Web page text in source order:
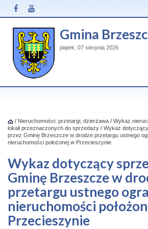
Gmina
piątek, 07 sierpnia 2026
/ Nieruchomości: przetargi, dzierżawa / Wykaz
lokali przeznaczonych do sprzedaży / Wykaz
przez Gminę Brzeszcze w drodze przetargu ustnego
nieruchomości położonej w Przecieszynie
Wykaz dotyczący
Gminę Brzeszcze w
przetargu ustnego
nieruchomości
Przecieszynie